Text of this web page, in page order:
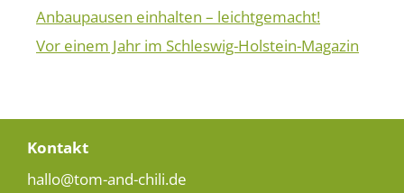
Anbaupausen einhalten – leichtgemacht!
Vor einem Jahr im Schleswig-Holstein-Magazin
Kontakt
hallo@tom-and-chili.de